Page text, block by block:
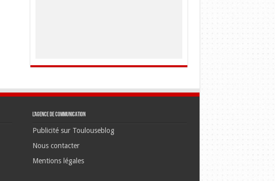
L’agence de communication
Publicité sur Toulouseblog
Nous contacter
Mentions légales